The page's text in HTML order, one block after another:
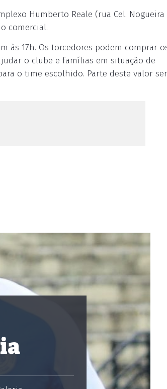
Humberto Reale (rua Cel. Nogueira
comercial.
às 17h. Os torcedores podem comprar
o clube e famílias em situação de
o time escolhido. Parte deste valor